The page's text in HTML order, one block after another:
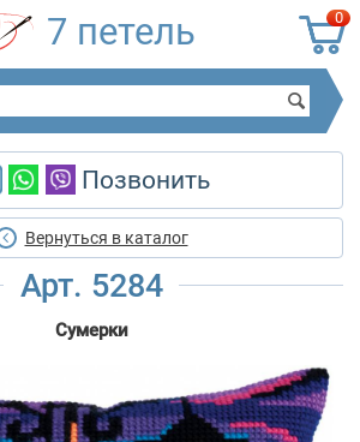
0
7 петель
Позвонить
Вернуться в каталог
Арт. 5284
Сумерки